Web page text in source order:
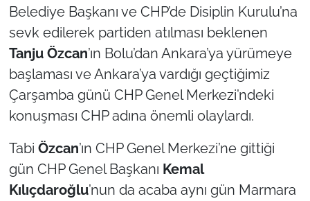
Belediye Başkanı ve CHP’de Disiplin Kurulu’na
sevk edilerek partiden atılması beklenen
Tanju Özcan’ın Bolu’dan Ankara’ya yürümeye
başlaması ve Ankara’ya vardığı geçtiğimiz
Çarşamba günü CHP Genel Merkezi’ndeki
konuşması CHP adına önemli olaylardı.
Tabi Özcan’ın CHP Genel Merkezi’ne gittiği
gün CHP Genel Başkanı Kemal
Kılıçdaroğlu’nun da acaba aynı gün Marmara
Flaş Haber
Dış Haberler
Magazin
İş Dünyası
Bilim Teknoloji
English News